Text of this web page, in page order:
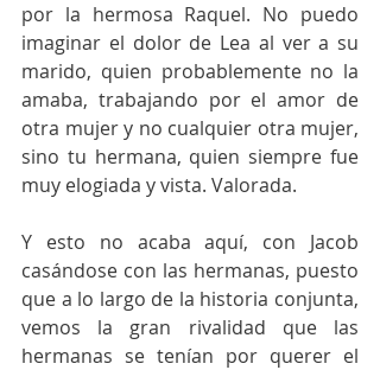
por la hermosa Raquel. No puedo
imaginar el dolor de Lea al ver a su
marido, quien probablemente no la
amaba, trabajando por el amor de
otra mujer y no cualquier otra mujer,
sino tu hermana, quien siempre fue
muy elogiada y vista. Valorada.
Y esto no acaba aquí, con Jacob
casándose con las hermanas, puesto
que a lo largo de la historia conjunta,
vemos la gran rivalidad que las
hermanas se tenían por querer el